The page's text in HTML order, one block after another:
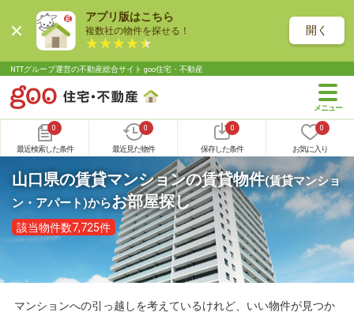
アプリ版はこちら
複数社の物件を探せる！ 開く
NTTグループ運営の不動産総合サイト goo住宅・不動産
0
最近検索した条件
0
最近見た物件
0
保存した条件
0
お気に入り
山口県の賃貸マンションの賃貸物件(賃貸マンショ
ン・アパート)からお部屋探し
該当物件数7,725件
マンションへの引っ越しを考えているけれど、いい物件が見つか